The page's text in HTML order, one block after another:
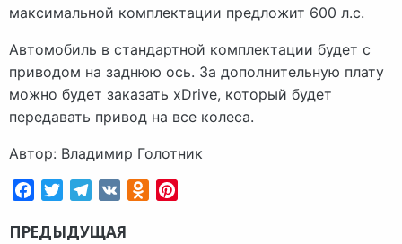
максимальной комплектации предложит 600 л.с.
Автомобиль в стандартной комплектации будет с
приводом на заднюю ось. За дополнительную плату
можно будет заказать xDrive, который будет
передавать привод на все колеса.
Автор: Владимир Голотник
FacebookTwitterTelegram
VK Odnoklassniki
ПРЕДЫДУЩАЯ